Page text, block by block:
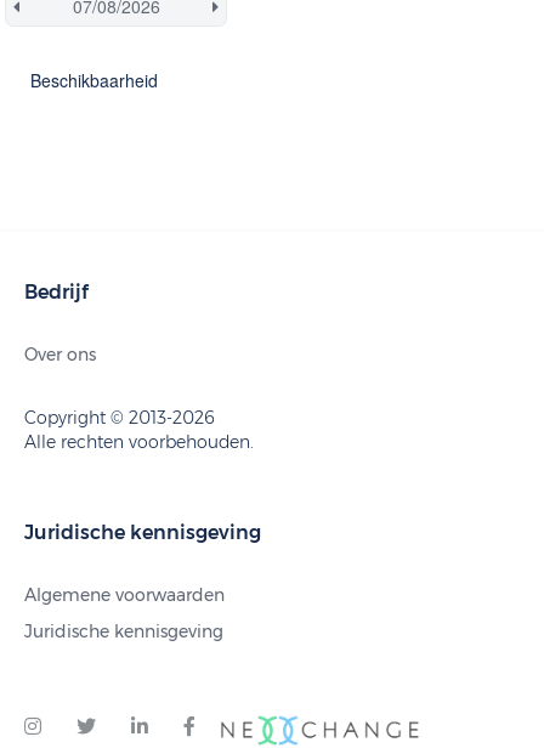
Beschikbaarheid
Bedrijf
Over ons
Copyright © 2013-2026
Alle rechten voorbehouden.
Juridische kennisgeving
Algemene voorwaarden
Juridische kennisgeving